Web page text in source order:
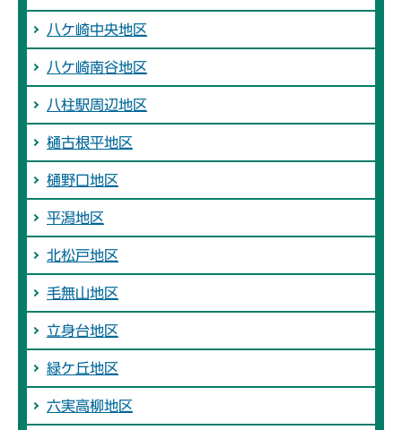
八ケ崎中央地区
八ケ崎南谷地区
八柱駅周辺地区
樋古根平地区
樋野口地区
平潟地区
北松戸地区
毛無山地区
立身台地区
緑ケ丘地区
六実高柳地区